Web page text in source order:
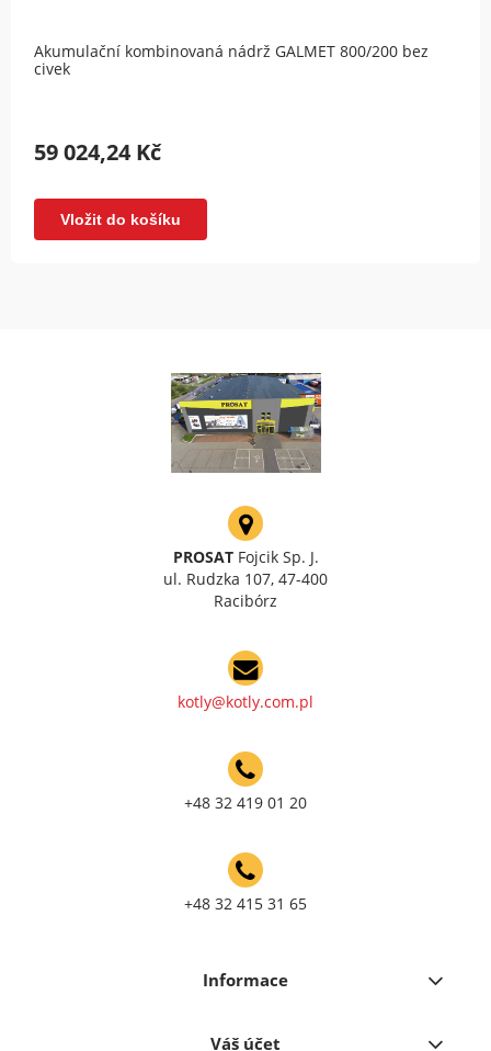
Akumulační kombinovaná nádrž GALMET 800/200 bez
civek
59 024,24 Kč
Vložit do košíku
PROSATFojcik Sp. J.
ul. Rudzka 107, 47-400
Racibórz
kotly@kotly.com.pl
+48 32 419 01 20
+48 32 415 31 65
Informace
Váš účet